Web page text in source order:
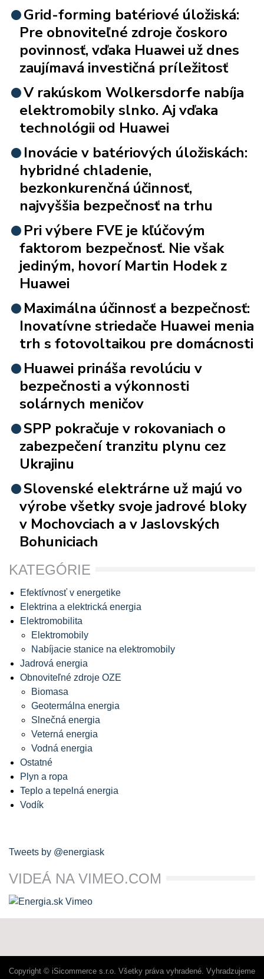
Grid-forming batériové úložiská:
Pre obnoviteľné zdroje čoskoro
povinnosť, vďaka Huawei už dnes
zaujímavá investičná príležitosť
V rakúskom Wolkersdorfe nabíja
elektromobily slnko. Aj vďaka
technológii od Huawei
Inovácie v batériových úložiskách:
hybridné chladenie,
bezkonkurenčná účinnosť,
najvyššia bezpečnosť na trhu
Pri výbere FVE je kľúčovým
faktorom bezpečnosť. Nie však
jediným, hovorí Martin Hodek z
Huawei
Maximálna účinnosť a bezpečnosť:
Inovatívne striedače Huawei menia
trh s fotovoltaikou pre domácnosti
Huawei prináša revolúciu v
bezpečnosti a výkonnosti
solárnych meničov
SPP pokračuje v rokovaniach o
zabezpečení tranzitu plynu cez
Ukrajinu
Slovenské elektrárne už majú vo
výrobe všetky svoje jadrové bloky
v Mochovciach a v Jaslovských
Bohuniciach
KATEGÓRIE
Efektívnosť v energetike
Elektrina a elektrická energia
Elektromobilita
Elektromobily
Nabíjacie stanice na elektromobily
Jadrová energia
Obnoviteľné zdroje OZE
Biomasa
Geotermálna energia
Slnečná energia
Veterná energia
Vodná energia
Ostatné
Plyn a ropa
Teplo a tepelná energia
Vodík
Tweets by @energiask
VIDEÁ NA VIMEO.COM
Copyright © iSicommerce s.r.o. Všetky práva vyhradené. Vyhradzujeme